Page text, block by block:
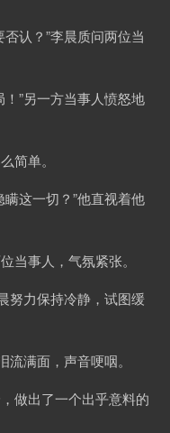
认？”李晨质问两位当
”另一方当事人愤怒地
简单。
这一切？”他直视着他
当事人，气氛紧张。
努力保持冷静，试图缓
满面，声音哽咽。
做出了一个出乎意料的